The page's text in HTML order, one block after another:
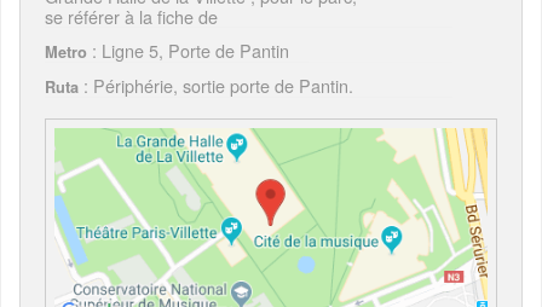
se référer à la fiche de
Metro : Ligne 5, Porte de Pantin
Ruta : Périphérie, sortie porte de Pantin.